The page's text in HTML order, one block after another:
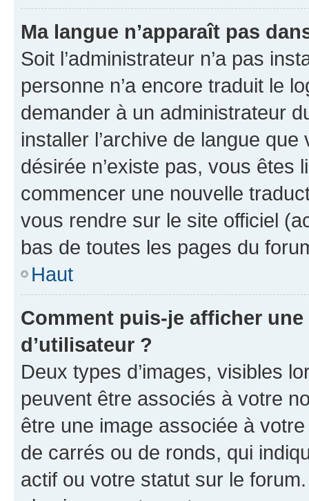
Ma langue n’apparaît pas
Soit l’administrateur n’a pas
personne n’a encore traduit le
demander à un administrateur
installer l’archive de langue
désirée n’existe pas, vous êtes
commencer une nouvelle
vous rendre sur le site officiel
bas de toutes les pages du
Haut
Comment puis-je afficher
d’utilisateur ?
Deux types d’images, visibles
peuvent être associés à votre
être une image associée à
de carrés ou de ronds, qui
actif ou votre statut sur le